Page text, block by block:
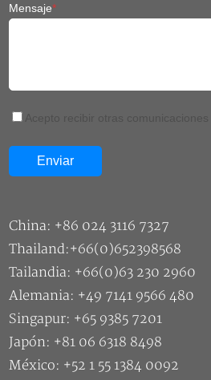
Mensaje*
China: +86 024 3116 7327
Thailand:+66(0)652398568
Tailandia: +66(0)63 230 2960
Alemania: +49 7141 9566 480
Singapur: +65 9385 7201
Japón: +81 06 6318 8498
México: +52 1 55 1384 0092